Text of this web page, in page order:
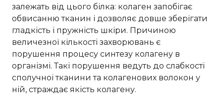
залежать від цього білка: колаген запобігає
обвисанню тканин і дозволяє довше зберігати
гладкість і пружність шкіри. Причиною
величезної кількості захворювань є
порушення процесу синтезу колагену в
організмі. Такі порушення ведуть до слабкості
сполучної тканини та колагенових волокон у
ній, страждає якість колагену.